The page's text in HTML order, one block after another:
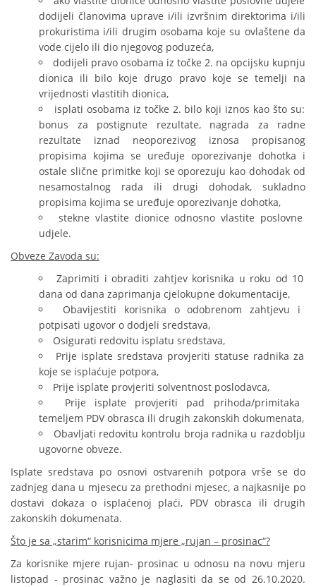
dodijeli članovima uprave i/ili izvršnim direktorima i/ili
prokuristima i/ili drugim osobama koje su ovlaštene da
vode cijelo ili dio njegovog poduzeća,
dodijeli pravo osobama iz točke 2. na opcijsku kupnju
dionica ili bilo koje drugo pravo koje se temelji na
vrijednosti vlastitih dionica,
isplati osobama iz točke 2. bilo koji iznos kao što su:
bonus za postignute rezultate, nagrada za radne
rezultate iznad neoporezivog iznosa propisanog
propisima kojima se uređuje oporezivanje dohotka i
ostale slične primitke koji se oporezuju kao dohodak od
nesamostalnog rada ili drugi dohodak, sukladno
propisima kojima se uređuje oporezivanje dohotka,
stekne vlastite dionice odnosno vlastite poslovne
udjele.
Obveze Zavoda su:
Zaprimiti i obraditi zahtjev korisnika u roku od 10
dana od dana zaprimanja cjelokupne dokumentacije,
Obavijestiti korisnika o odobrenom zahtjevu i
potpisati ugovor o dodjeli sredstava,
Osigurati redovitu isplatu sredstava,
Prije isplate sredstava provjeriti statuse radnika za
koje se isplaćuje potpora,
Prije isplate provjeriti solventnost poslodavca,
Prije isplate provjeriti pad prihoda/primitaka
temeljem PDV obrasca ili drugih zakonskih dokumenata,
Obavljati redovitu kontrolu broja radnika u razdoblju
ugovorne obveze.
Isplate sredstava po osnovi ostvarenih potpora vrše se do
zadnjeg dana u mjesecu za prethodni mjesec, a najkasnije po
dostavi dokaza o isplaćenoj plaći, PDV obrasca ili drugih
zakonskih dokumenata.
Što je sa „starim“ korisnicima mjere „rujan – prosinac“?
Za korisnike mjere rujan- prosinac u odnosu na novu mjeru
listopad - prosinac važno je naglasiti da se od 26.10.2020.